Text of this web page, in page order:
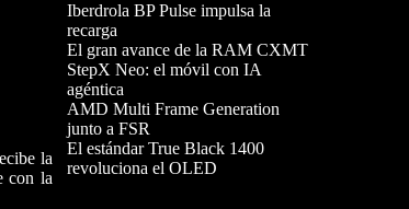
la
con la
Iberdrola BP Pulse impulsa la
recarga
El gran avance de la RAM CXMT
StepX Neo: el móvil con IA
agéntica
AMD Multi Frame Generation
junto a FSR
El estándar True Black 1400
revoluciona el OLED